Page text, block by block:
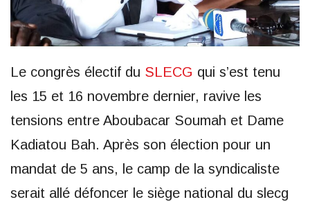
Le congrès électif du SLECG qui s’est tenu
les 15 et 16 novembre dernier, ravive les
tensions entre Aboubacar Soumah et Dame
Kadiatou Bah. Après son élection pour un
mandat de 5 ans, le camp de la syndicaliste
serait allé défoncer le siège national du slecg